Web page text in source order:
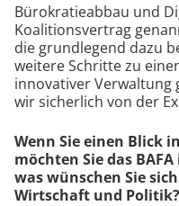
Bürokratieabbau und
Koalitionsvertrag
die grundlegend dazu
weitere Schritte zu
innovativer Verwaltung
wir sicherlich von der
Wenn Sie einen Blick
möchten Sie das
was wünschen Sie
Wirtschaft und Politik?